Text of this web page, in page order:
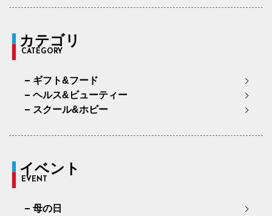
カテゴリ
CATEGORY
ギフト&フード
ヘルス&ビューティー
スクール&ホビー
イベント
EVENT
母の日